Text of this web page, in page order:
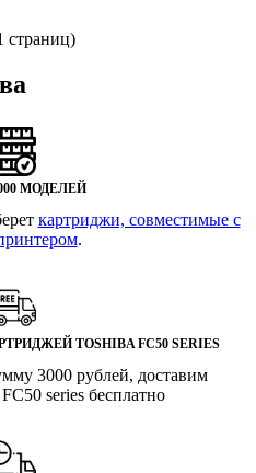
страниц)
МОДЕЛЕЙ
картриджи, совместимые с
.
TOSHIBA FC50 SERIES
3000 рублей, доставим
series бесплатно